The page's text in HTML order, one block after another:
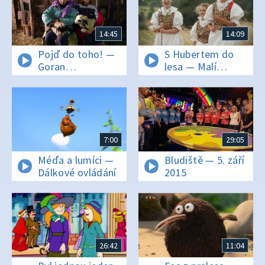
14:45
Pojď do toho! —
Goran
a Sladjana – naše
cesta do školy
14:09
S Hubertem do
lesa — Malí
a fascinující
7:00
Méďa a lumíci —
Dálkové ovládání
29:05
Bludiště — 5. září
2015
26:42 11:04